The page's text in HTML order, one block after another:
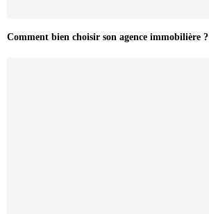
Comment bien choisir son agence immobilière ?